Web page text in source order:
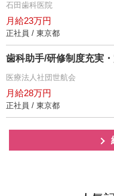
石田歯科医院
月給23万円
正社員 / 東京都
歯科助手/研修制度充実
医療法人社団世航会
月給28万円
正社員 / 東京都